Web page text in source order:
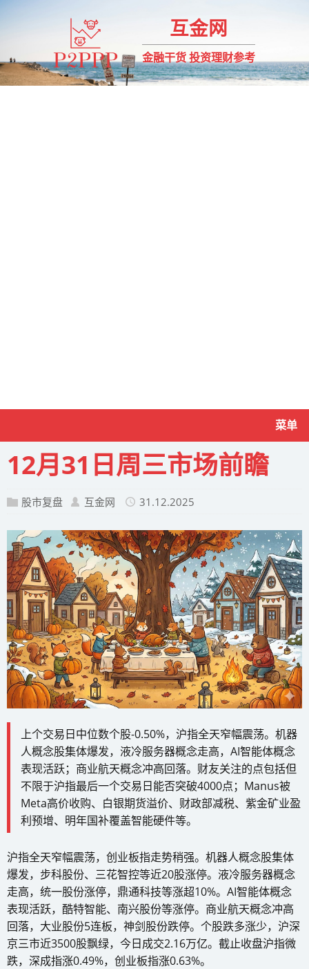
互金网
金融干货 投资理财参考
菜单
12月31日周三市场前瞻
股市复盘 互金网 31.12.2025
上个交易日中位数个股-0.50%，沪指全天窄幅震荡。机器
人概念股集体爆发，液冷服务器概念走高，AI智能体概念
表现活跃；商业航天概念冲高回落。财友关注的点包括但
不限于沪指最后一个交易日能否突破4000点；Manus被
Meta高价收购、白银期货溢价、财政部减税、紫金矿业盈
利预增、明年国补覆盖智能硬件等。
沪指全天窄幅震荡，创业板指走势稍强。机器人概念股集体
爆发，步科股份、三花智控等近20股涨停。液冷服务器概念
走高，统一股份涨停，鼎通科技等涨超10%。AI智能体概念
表现活跃，酷特智能、南兴股份等涨停。商业航天概念冲高
回落，大业股份5连板，神剑股份跌停。个股跌多涨少，沪深
京三市近3500股飘绿，今日成交2.16万亿。截止收盘沪指微
跌，深成指涨0.49%，创业板指涨0.63%。